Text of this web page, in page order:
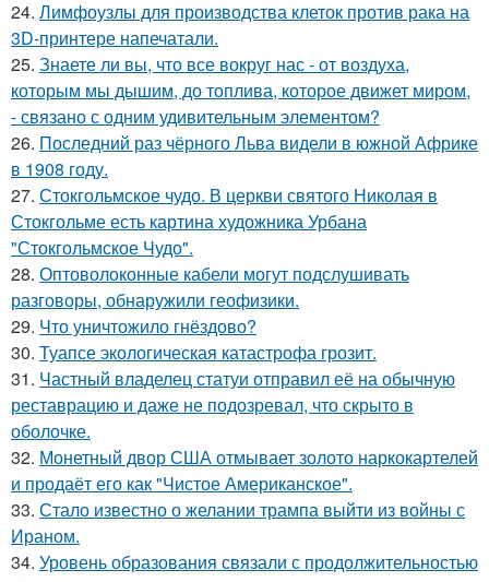
24. Лимфоузлы для производства клеток против рака на
3D-принтере напечатали.
25. Знаете ли вы, что все вокруг нас - от воздуха,
которым мы дышим, до топлива, которое движет миром,
- связано с одним удивительным элементом?
26. Последний раз чёрного Льва видели в южной Африке
в 1908 году.
27. Стокгольмское чудо. В церкви святого Николая в
Стокгольме есть картина художника Урбана
"Стокгольмское Чудо".
28. Оптоволоконные кабели могут подслушивать
разговоры, обнаружили геофизики.
29. Что уничтожило гнёздово?
30. Туапсе экологическая катастрофа грозит.
31. Частный владелец статуи отправил её на обычную
реставрацию и даже не подозревал, что скрыто в
оболочке.
32. Монетный двор США отмывает золото наркокартелей
и продаёт его как "Чистое Американское".
33. Стало известно о желании трампа выйти из войны с
Ираном.
34. Уровень образования связали с продолжительностью